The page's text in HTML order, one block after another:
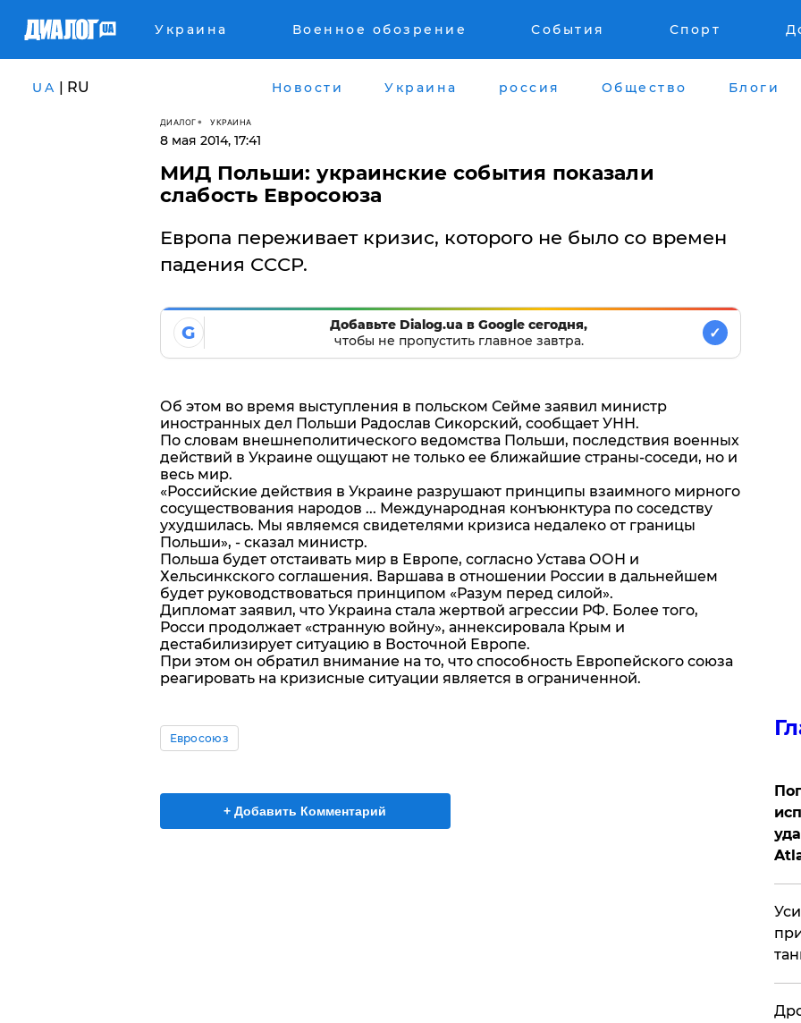
Украина Военное обозрение События Спорт
UA | RU Новости Украина россия Общество Блоги
ДИАЛОГ УКРАИНА
8 мая 2014, 17:41
МИД Польши: украинские события показали
слабость Евросоюза
Европа переживает кризис, которого не было со времен
падения СССР.
G
Добавьте Dialog.ua в Google сегодня,
чтобы не пропустить главное завтра.
✓
Об этом во время выступления в польском Сейме заявил министр
иностранных дел Польши Радослав Сикорский, сообщает УНН.
По словам внешнеполитического ведомства Польши, последствия военных
действий в Украине ощущают не только ее ближайшие страны-соседи, но и
весь мир.
«Российские действия в Украине разрушают принципы взаимного мирного
сосуществования народов ... Международная конъюнктура по соседству
ухудшилась. Мы являемся свидетелями кризиса недалеко от границы
Польши», - сказал министр.
Польша будет отстаивать мир в Европе, согласно Устава ООН и
Хельсинкского соглашения. Варшава в отношении России в дальнейшем
будет руководствоваться принципом «Разум перед силой».
Дипломат заявил, что Украина стала жертвой агрессии РФ. Более того,
Росси продолжает «странную войну», аннексировала Крым и
дестабилизирует ситуацию в Восточной Европе.
При этом он обратил внимание на то, что способность Европейского союза
реагировать на кризисные ситуации является в ограниченной.
Евросоюз
+ Добавить Комментарий